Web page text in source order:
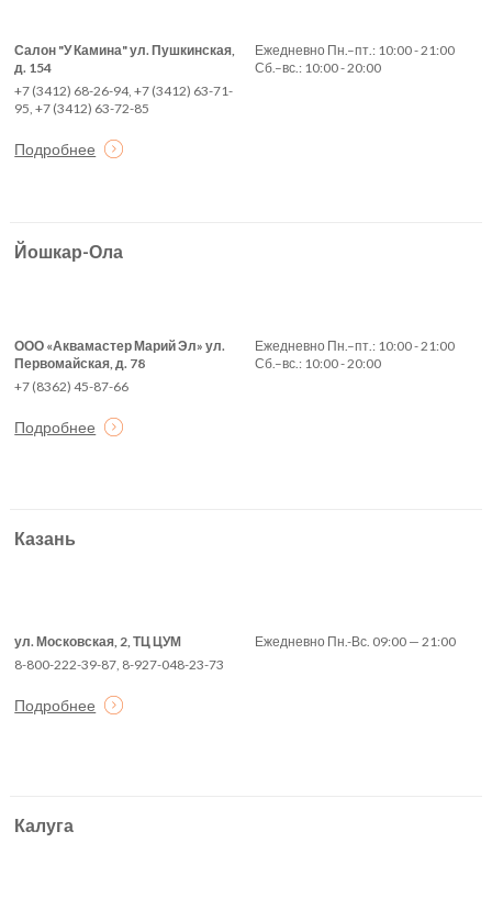
Салон "У Камина" ул. Пушкинская,
д. 154
+7 (3412) 68-26-94, +7 (3412) 63-71-
95, +7 (3412) 63-72-85
Подробнее
Ежедневно Пн.–пт.: 10:00 - 21:00
Сб.–вс.: 10:00 - 20:00
Йошкар-Ола
ООО «Аквамастер Марий Эл» ул.
Первомайская, д. 78
+7 (8362) 45-87-66
Подробнее
Ежедневно Пн.–пт.: 10:00 - 21:00
Сб.–вс.: 10:00 - 20:00
Казань
ул. Московская, 2, ТЦ ЦУМ
8-800-222-39-87, 8-927-048-23-73
Подробнее
Ежедневно Пн.-Вс. 09:00 — 21:00
Калуга